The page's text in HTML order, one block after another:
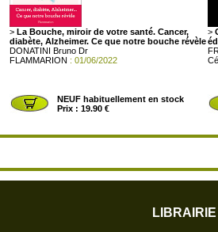
> La Bouche, miroir de votre santé. Cancer,
diabète, Alzheimer. Ce que notre bouche révèle
DONATINI Bruno Dr
FLAMMARION : 01/06/2022
NEUF habituellement en stock
Prix : 19.90 €
>